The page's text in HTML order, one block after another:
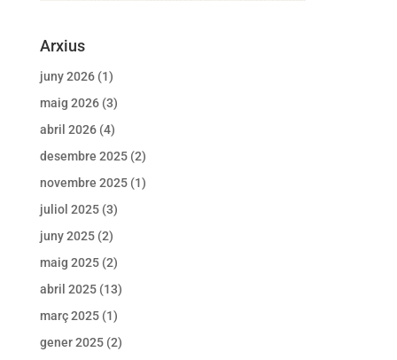
Arxius
juny 2026(1)
maig 2026(3)
abril 2026(4)
desembre 2025(2)
novembre 2025(1)
juliol 2025(3)
juny 2025(2)
maig 2025(2)
abril 2025(13)
març 2025(1)
gener 2025(2)